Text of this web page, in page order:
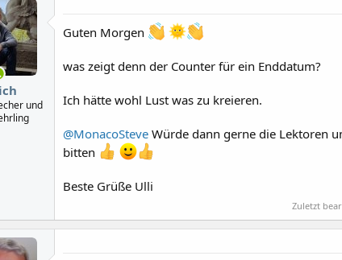
o
e
n
und
Guten Morgen
was zeigt denn der Counter für ein Enddatum?
Ich hätte wohl Lust was zu kreieren.
@MonacoSteve Würde dann gerne die Lektoren
bitten
Beste Grüße Ulli
Zuletzt